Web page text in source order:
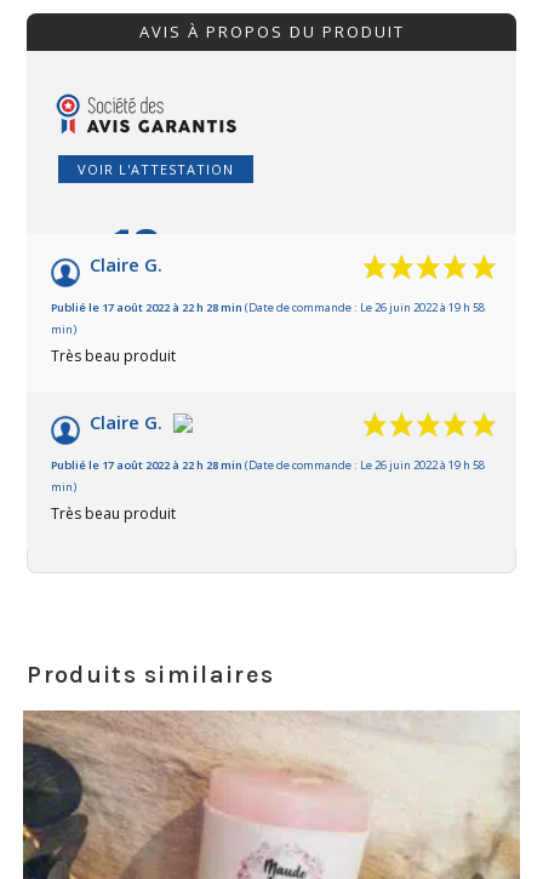
AVIS À PROPOS DU PRODUIT
VOIR L'ATTESTATION
10/10
Basé sur 2 avis
Claire G.
Publié le 17 août 2022 à 22 h 28 min(Date de commande : Le 26 juin 2022 à 19 h 58
min)
Très beau produit
Claire G.
Publié le 17 août 2022 à 22 h 28 min(Date de commande : Le 26 juin 2022 à 19 h 58
min)
Très beau produit
Produits similaires